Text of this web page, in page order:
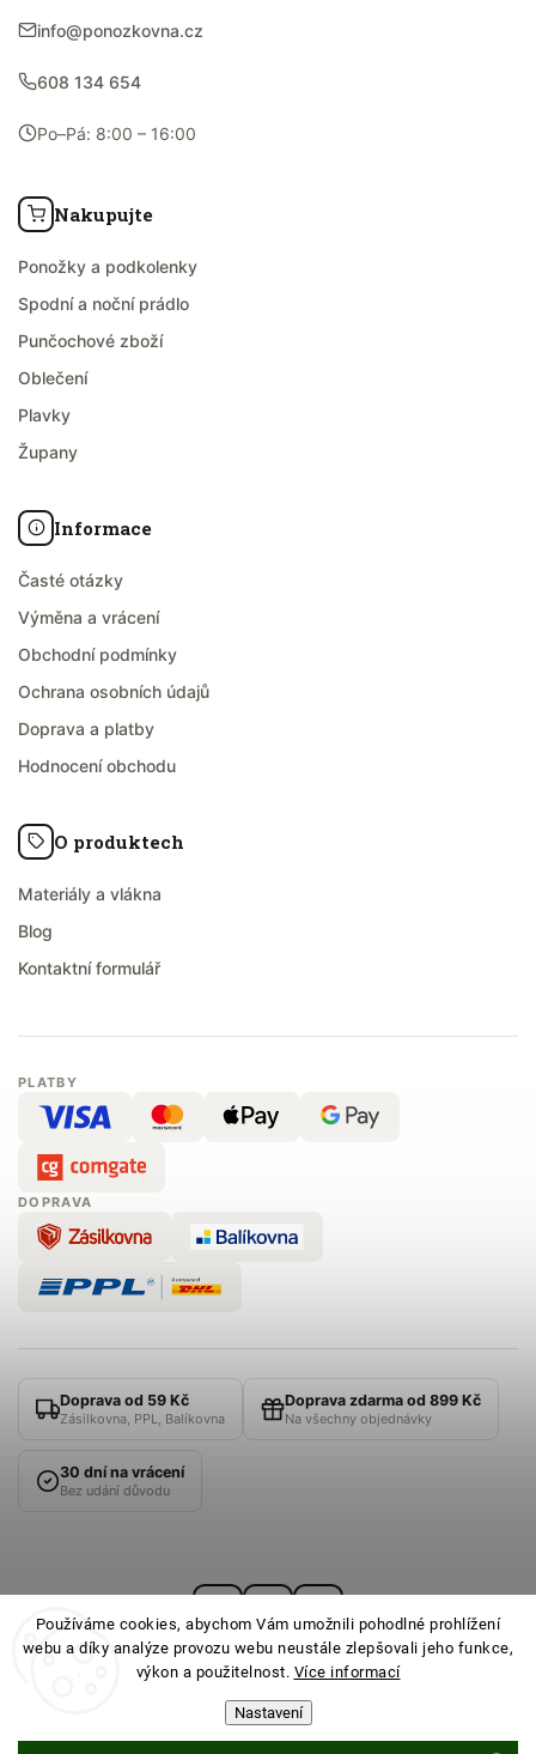
Používáme cookies, abychom Vám umožnili pohodlné prohlížení
webu a díky analýze provozu webu neustále zlepšovali jeho funkce,
výkon a použitelnost. Více informací
Nastavení
info@ponozkovna.cz
608 134 654
Po–Pá: 8:00 – 16:00
Nakupujte
Ponožky a podkolenky
Spodní a noční prádlo
Punčochové zboží
Oblečení
Plavky
Župany
Informace
Časté otázky
Výměna a vrácení
Obchodní podmínky
Ochrana osobních údajů
Doprava a platby
Hodnocení obchodu
O produktech
Materiály a vlákna
Blog
Kontaktní formulář
PLATBY
DOPRAVA
Doprava od 59 Kč
Zásilkovna, PPL, Balíkovna
Doprava zdarma od 899 Kč
Na všechny objednávky
30 dní na vrácení
Bez udání důvodu
PONOŽKOVNA· Všechna práva vyhrazena ·